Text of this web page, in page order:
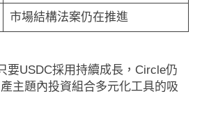
市場結構法案仍在推進
要USDC採用持續成長，Circle仍
主題內投資組合多元化工具的吸